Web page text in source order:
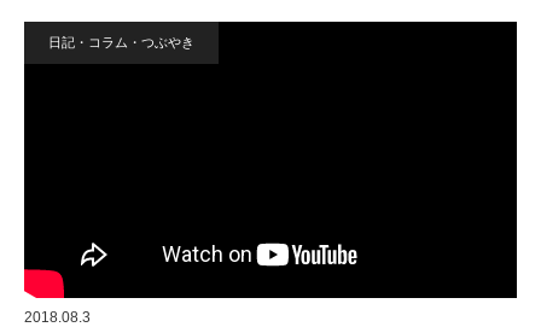
日記・コラム・つぶやき
2018.08.3